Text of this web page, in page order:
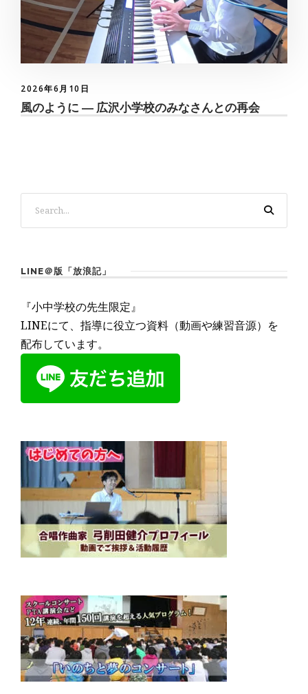
2026年6月10日
風のように ― 広沢小学校のみなさんとの再会
LINE＠版「放浪記」
『小中学校の先生限定』
LINEにて、指導に役立つ資料（動画や練習音源）を
配布しています。